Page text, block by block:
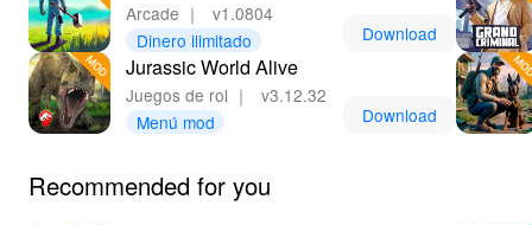
Arcade ｜
v1.0804
Dinero ilimitado
Download
Jurassic World Alive
Juegos de rol ｜
v3.12.32
Menú mod
Download
Recommended for you